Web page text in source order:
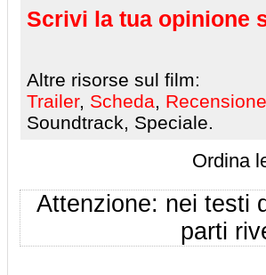
Scrivi la tua opinione
Altre risorse sul film:
Trailer, Scheda, Recensione
Soundtrack, Speciale.
Ordina
Attenzione: nei testi
parti